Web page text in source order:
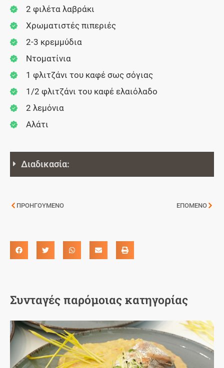
2 φιλέτα λαβράκι
Χρωματιστές πιπεριές
2-3 κρεμμύδια
Ντοματίνια
1 φλιτζάνι του καφέ σως σόγιας
1/2 φλιτζάνι του καφέ ελαιόλαδο
2 λεμόνια
Αλάτι
Διαδικασία:
ΠΡΟΗΓΟΥΜΕΝΟ ΕΠΟΜΕΝΟ
Συνταγές παρόμοιας κατηγορίας